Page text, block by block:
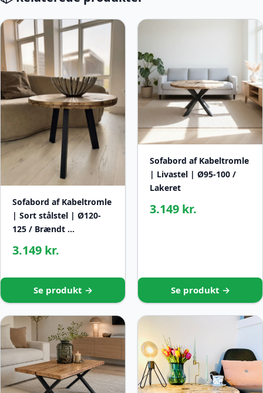
Sofabord af Kabeltromle
| Sort stålstel | Ø120-
125 / Brændt …
3.149 kr.
Se produkt →
Sofabord af Kabeltromle
| Livastel | Ø95-100 /
Lakeret
3.149 kr.
Se produkt →